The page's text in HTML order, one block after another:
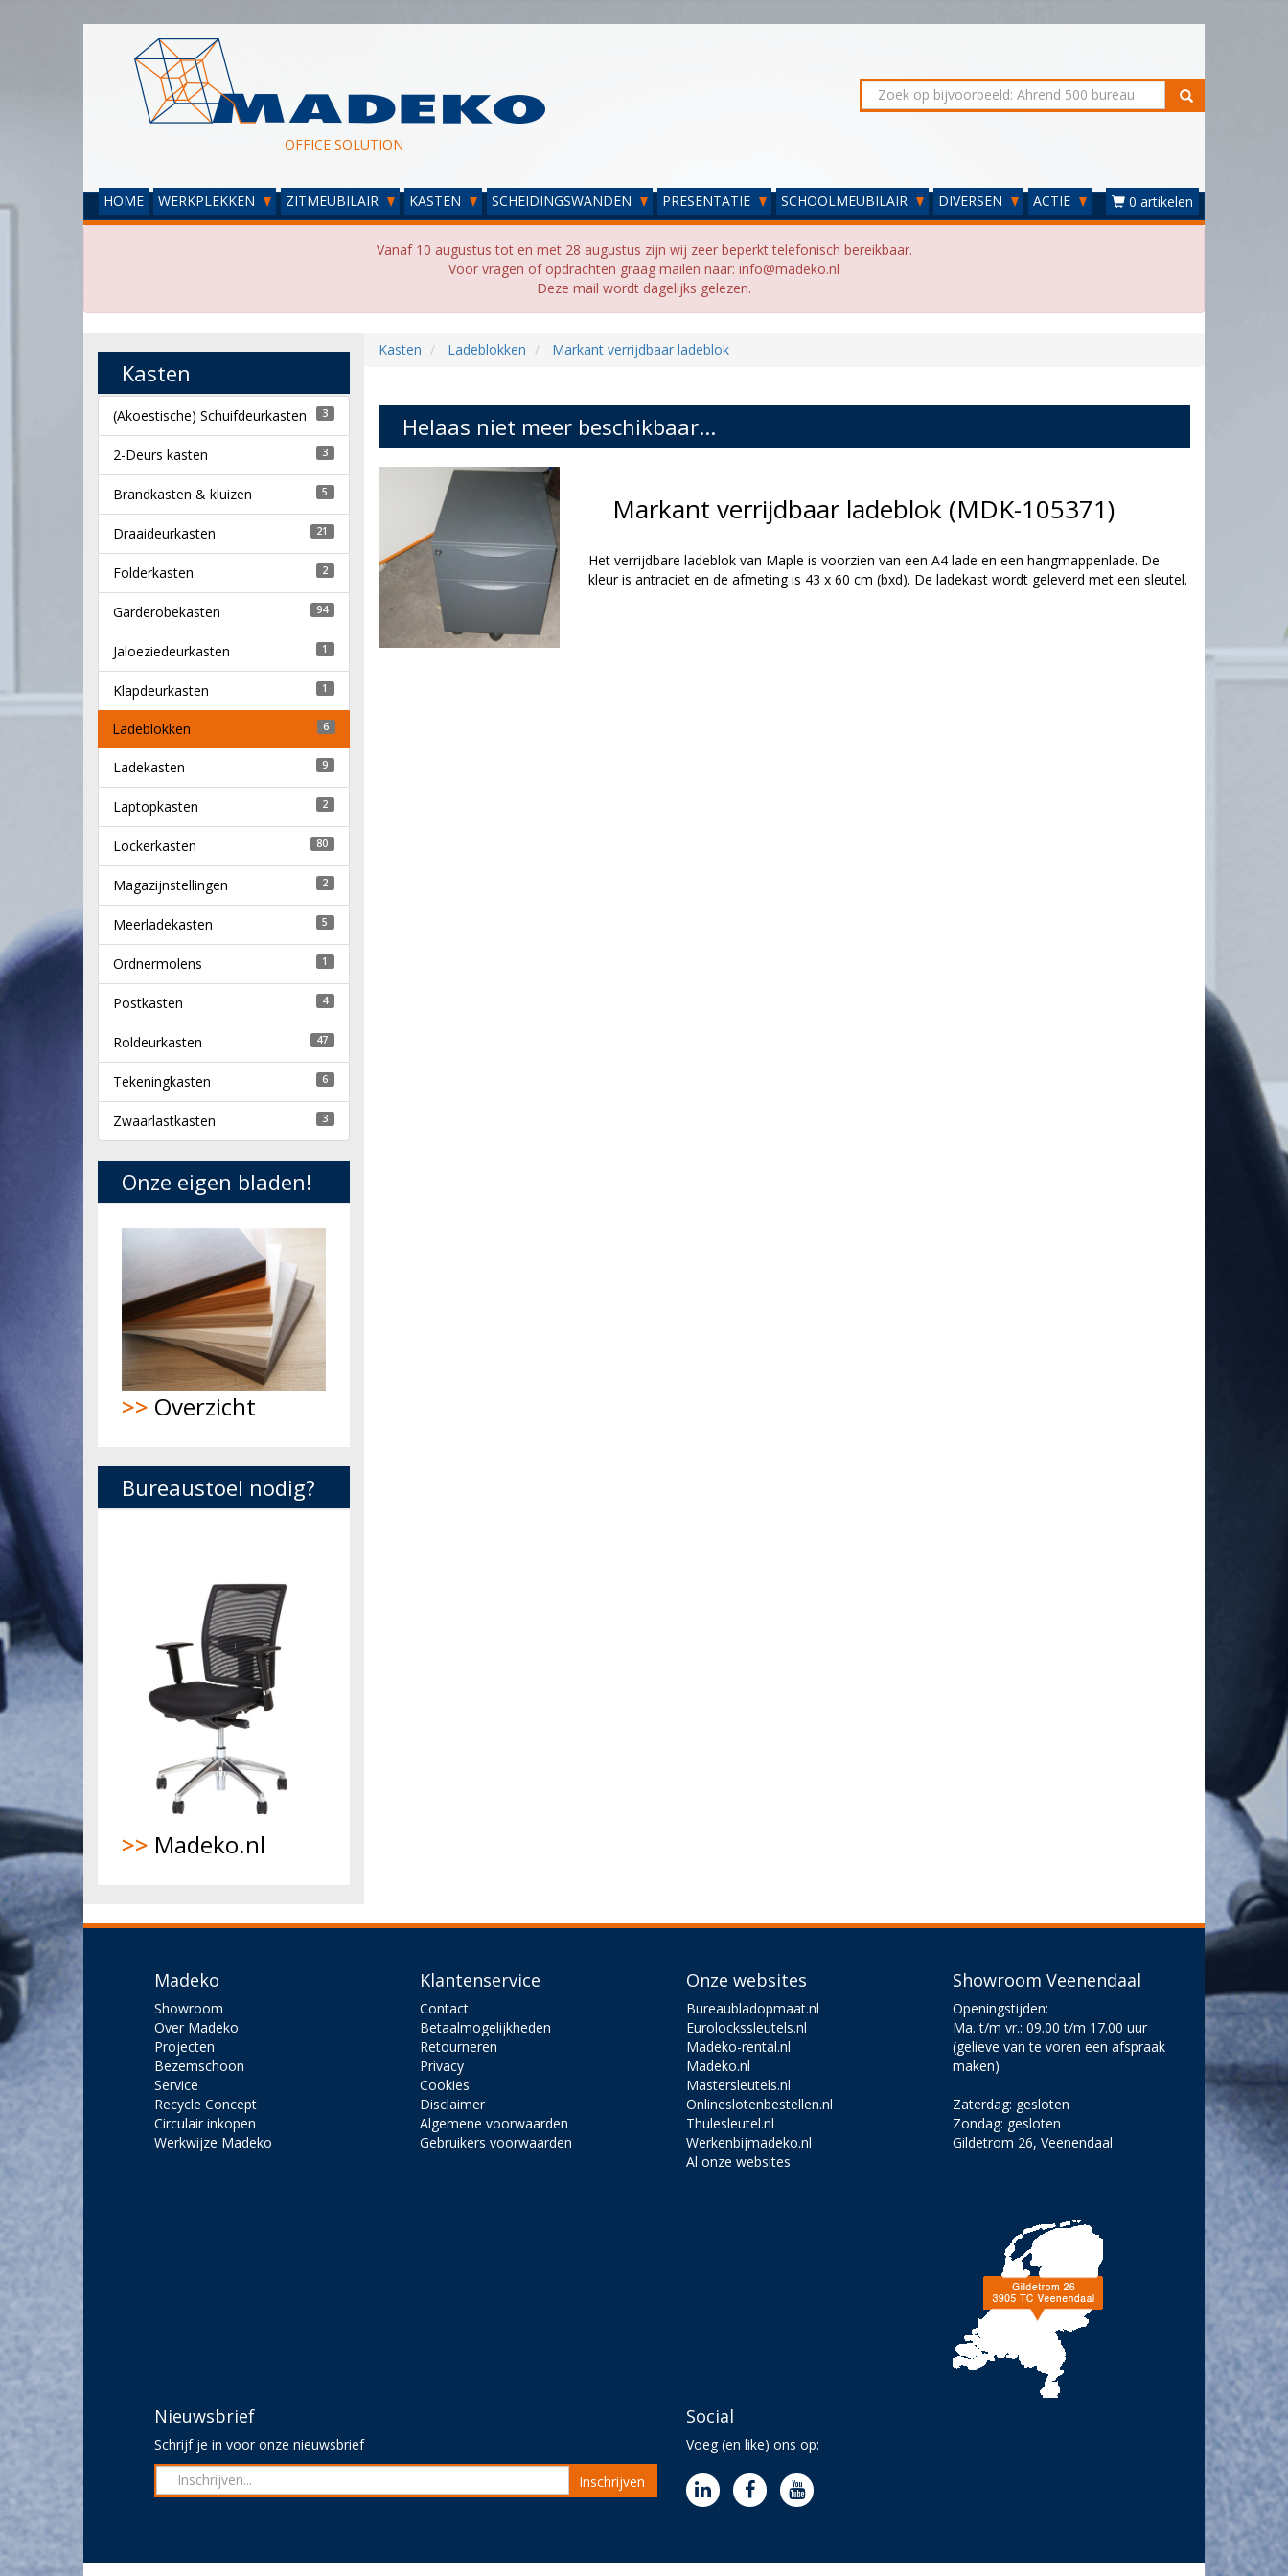
OFFICE SOLUTION
HOME WERKPLEKKEN ZITMEUBILAIR KASTEN SCHEIDINGSWANDEN PRESENTATIE SCHOOLMEUBILAIR DIVERSEN ACTIE 0 artikelen
Vanaf 10 augustus tot en met 28 augustus zijn wij zeer beperkt telefonisch bereikbaar.
Voor vragen of opdrachten graag mailen naar: info@madeko.nl
Deze mail wordt dagelijks gelezen.
Kasten Ladeblokken Markant verrijdbaar ladeblok
Helaas niet meer beschikbaar...
Markant verrijdbaar ladeblok (MDK-105371)
Het verrijdbare ladeblok van Maple is voorzien van een A4 lade en een hangmappenlade. De
kleur is antraciet en de afmeting is 43 x 60 cm (bxd). De ladekast wordt geleverd met een sleutel.
Kasten
(Akoestische) Schuifdeurkasten 3
2-Deurs kasten 3
Brandkasten & kluizen 5
Draaideurkasten 21
Folderkasten 2
Garderobekasten 94
Jaloeziedeurkasten 1
Klapdeurkasten 1
Ladeblokken 6
Ladekasten 9
Laptopkasten 2
Lockerkasten 80
Magazijnstellingen 2
Meerladekasten 5
Ordnermolens 1
Postkasten 4
Roldeurkasten 47
Tekeningkasten 6
Zwaarlastkasten 3
Onze eigen bladen!
>> Overzicht
Bureaustoel nodig?
>> Madeko.nl
Madeko
Showroom
Over Madeko
Projecten
Bezemschoon
Service
Recycle Concept
Circulair inkopen
Werkwijze Madeko
Klantenservice
Contact
Betaalmogelijkheden
Retourneren
Privacy
Cookies
Disclaimer
Algemene voorwaarden
Gebruikers voorwaarden
Onze websites
Bureaubladopmaat.nl
Eurolockssleutels.nl
Madeko-rental.nl
Madeko.nl
Mastersleutels.nl
Onlineslotenbestellen.nl
Thulesleutel.nl
Werkenbijmadeko.nl
Al onze websites
Showroom Veenendaal
Openingstijden:
Ma. t/m vr.: 09.00 t/m 17.00 uur
(gelieve van te voren een afspraak
maken)
Zaterdag: gesloten
Zondag: gesloten
Gildetrom 26, Veenendaal
Nieuwsbrief
Schrijf je in voor onze nieuwsbrief
Inschrijven
Social
Voeg (en like) ons op: